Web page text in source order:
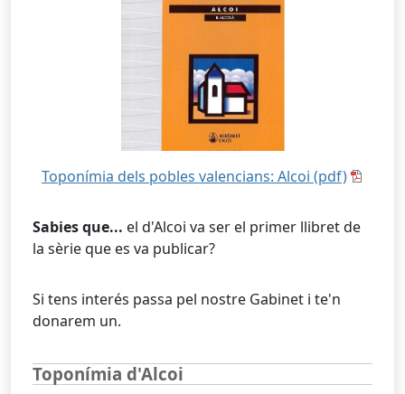
Toponímia dels pobles valencians: Alcoi (pdf)
Sabies que... el d'Alcoi va ser el primer llibret de
la sèrie que es va publicar?
Si tens interés passa pel nostre Gabinet i te'n
donarem un.
Toponímia d'Alcoi